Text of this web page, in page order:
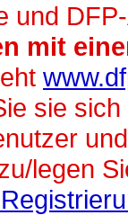
und
mit
sie
legen